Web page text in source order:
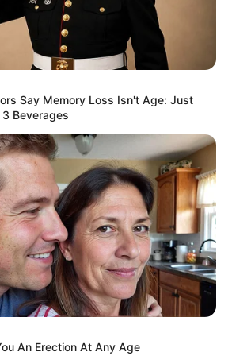
Strange But Happy Lifestyles
Say Memory Loss Isn't Age: Just
Beverages
An Erection At Any Age